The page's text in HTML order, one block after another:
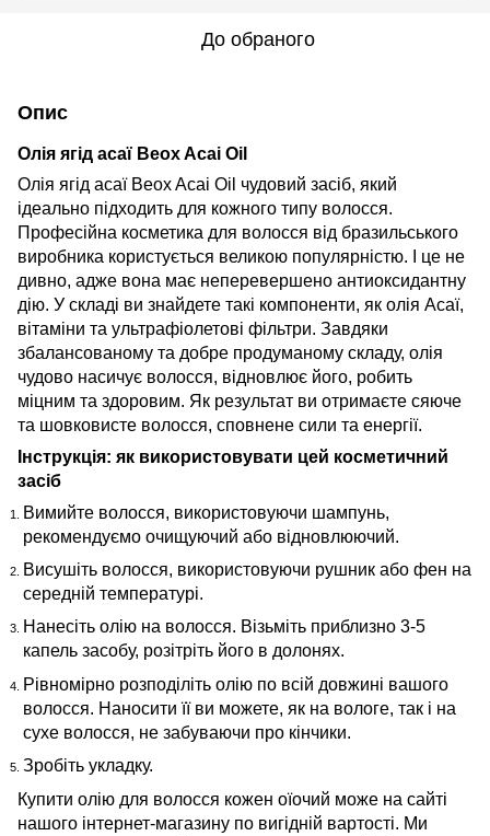
До обраного
Опис
Олія ягід асаї Beox Acai Oil
Олія ягід асаї Beox Acai Oil чудовий засіб, який
ідеально підходить для кожного типу волосся.
Професійна косметика для волосся від бразильського
виробника користується великою популярністю. І це не
дивно, адже вона має неперевершено антиоксидантну
дію. У складі ви знайдете такі компоненти, як олія Асаї,
вітаміни та ультрафіолетові фільтри. Завдяки
збалансованому та добре продуманому складу, олія
чудово насичує волосся, відновлює його, робить
міцним та здоровим. Як результат ви отримаєте сяюче
та шовковисте волосся, сповнене сили та енергії.
Інструкція: як використовувати цей косметичний
засіб
Вимийте волосся, використовуючи шампунь,
рекомендуємо очищуючий або відновлюючий.
Висушіть волосся, використовуючи рушник або фен на
середній температурі.
Нанесіть олію на волосся. Візьміть приблизно 3-5
капель засобу, розітріть його в долонях.
Рівномірно розподіліть олію по всій довжині вашого
волосся. Наносити її ви можете, як на вологе, так і на
сухе волосся, не забуваючи про кінчики.
Зробіть укладку.
Купити олію для волосся кожен оїочий може на сайті
нашого інтернет-магазину по вигідній вартості. Ми